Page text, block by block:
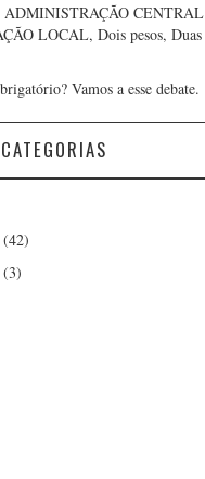
ADMINISTRAÇÃO CENTRAL
LOCAL, Dois pesos, Duas
Vamos a esse debate.
CATEGORIAS
(42)
(3)